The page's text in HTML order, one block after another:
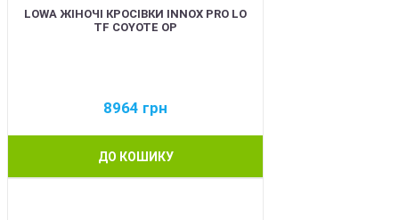
LOWA ЖІНОЧІ КРОСІВКИ INNOX PRO LO
TF COYOTE OP
8964 грн
ДО КОШИКУ